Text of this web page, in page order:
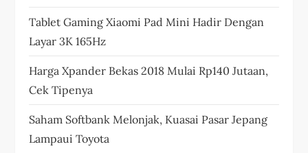
Tablet Gaming Xiaomi Pad Mini Hadir Dengan
Layar 3K 165Hz
Harga Xpander Bekas 2018 Mulai Rp140 Jutaan,
Cek Tipenya
Saham Softbank Melonjak, Kuasai Pasar Jepang
Lampaui Toyota